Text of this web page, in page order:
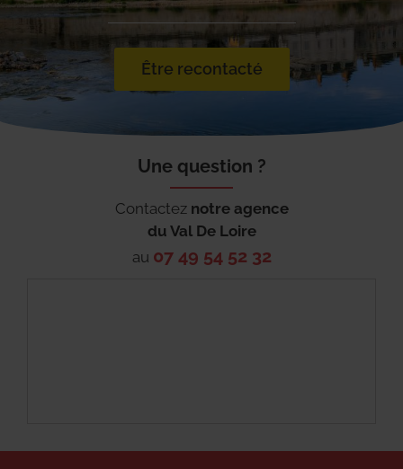
Être recontacté
Une question ?
Contactez notre agence
du Val De Loire
au 07 49 54 52 32